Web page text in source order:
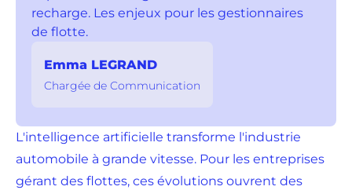
recharge. Les enjeux pour les gestionnaires
de flotte.
Emma LEGRAND
Chargée de Communication
L'intelligence artificielle transforme l'industrie
automobile à grande vitesse. Pour les entreprises
gérant des flottes, ces évolutions ouvrent des